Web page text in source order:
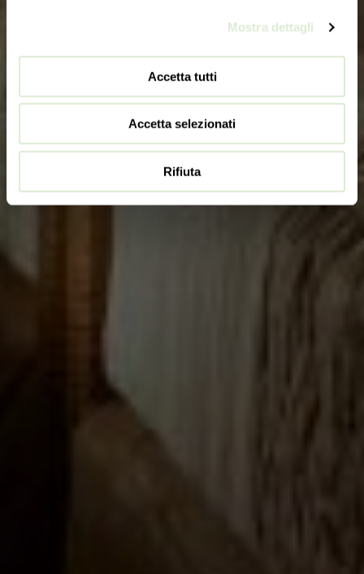
Mostra dettagli
Accetta tutti
Accetta selezionati
Rifiuta